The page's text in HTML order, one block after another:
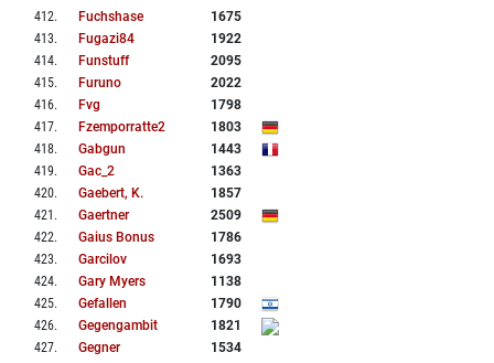
412. Fuchshase
1675
413. Fugazi84
1922
414. Funstuff
2095
415. Furuno
2022
416. Fvg
1798
417. Fzemporratte2
1803
418. Gabgun
1443
419. Gac_2
1363
420. Gaebert, K.
1857
421 . Gaertner
2509
422. Gaius Bonus
1786
423. Garcilov
1693
424. Gary Myers
1138
425. Gefallen
1790
426. Gegengambit
1821
427. Gegner
1534